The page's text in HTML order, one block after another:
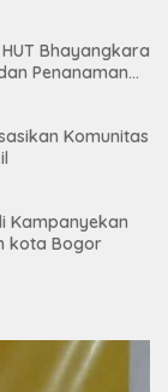
Bhayangkara
Penanaman
Komunitas
Kampanyekan
kota Bogor